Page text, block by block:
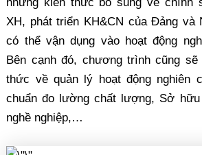
XH, phát triển KH&CN của Đảng
có thể vận dụng vào hoạt động
Bên cạnh đó, chương trình cũng
thức về quản lý hoạt động nghiên
chuẩn đo lường chất lượng, Sở
nghề nghiệp,…